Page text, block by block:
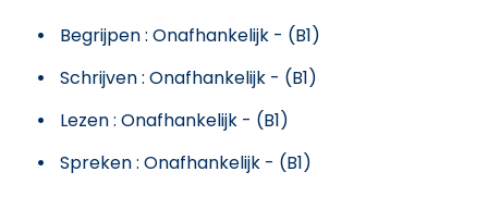
Begrijpen : Onafhankelijk - (B1)
Schrijven : Onafhankelijk - (B1)
Lezen : Onafhankelijk - (B1)
Spreken : Onafhankelijk - (B1)